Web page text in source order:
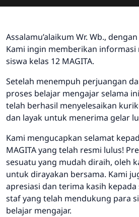
Assalamu’alaikum Wr. Wb.,
Kami ingin memberikan informasi
siswa kelas 12 MAGITA.
Setelah menempuh perjuangan
proses belajar mengajar selama
telah berhasil menyelesaikan
dan layak untuk menerima gelar
Kami mengucapkan selamat
MAGITA yang telah resmi lulus!
sesuatu yang mudah diraih, oleh
untuk dirayakan bersama. Kami
apresiasi dan terima kasih
staf yang telah mendukung para
belajar mengajar.